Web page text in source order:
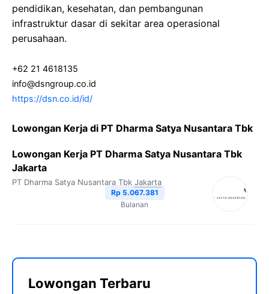
pendidikan, kesehatan, dan pembangunan
infrastruktur dasar di sekitar area operasional
perusahaan.
+62 21 4618135
info@dsngroup.co.id
https://dsn.co.id/id/
Lowongan Kerja di PT Dharma Satya Nusantara Tbk
Lowongan Kerja PT Dharma Satya Nusantara Tbk
Jakarta
PT Dharma Satya Nusantara Tbk Jakarta
Rp 5.067.381
Bulanan
Lowongan Terbaru